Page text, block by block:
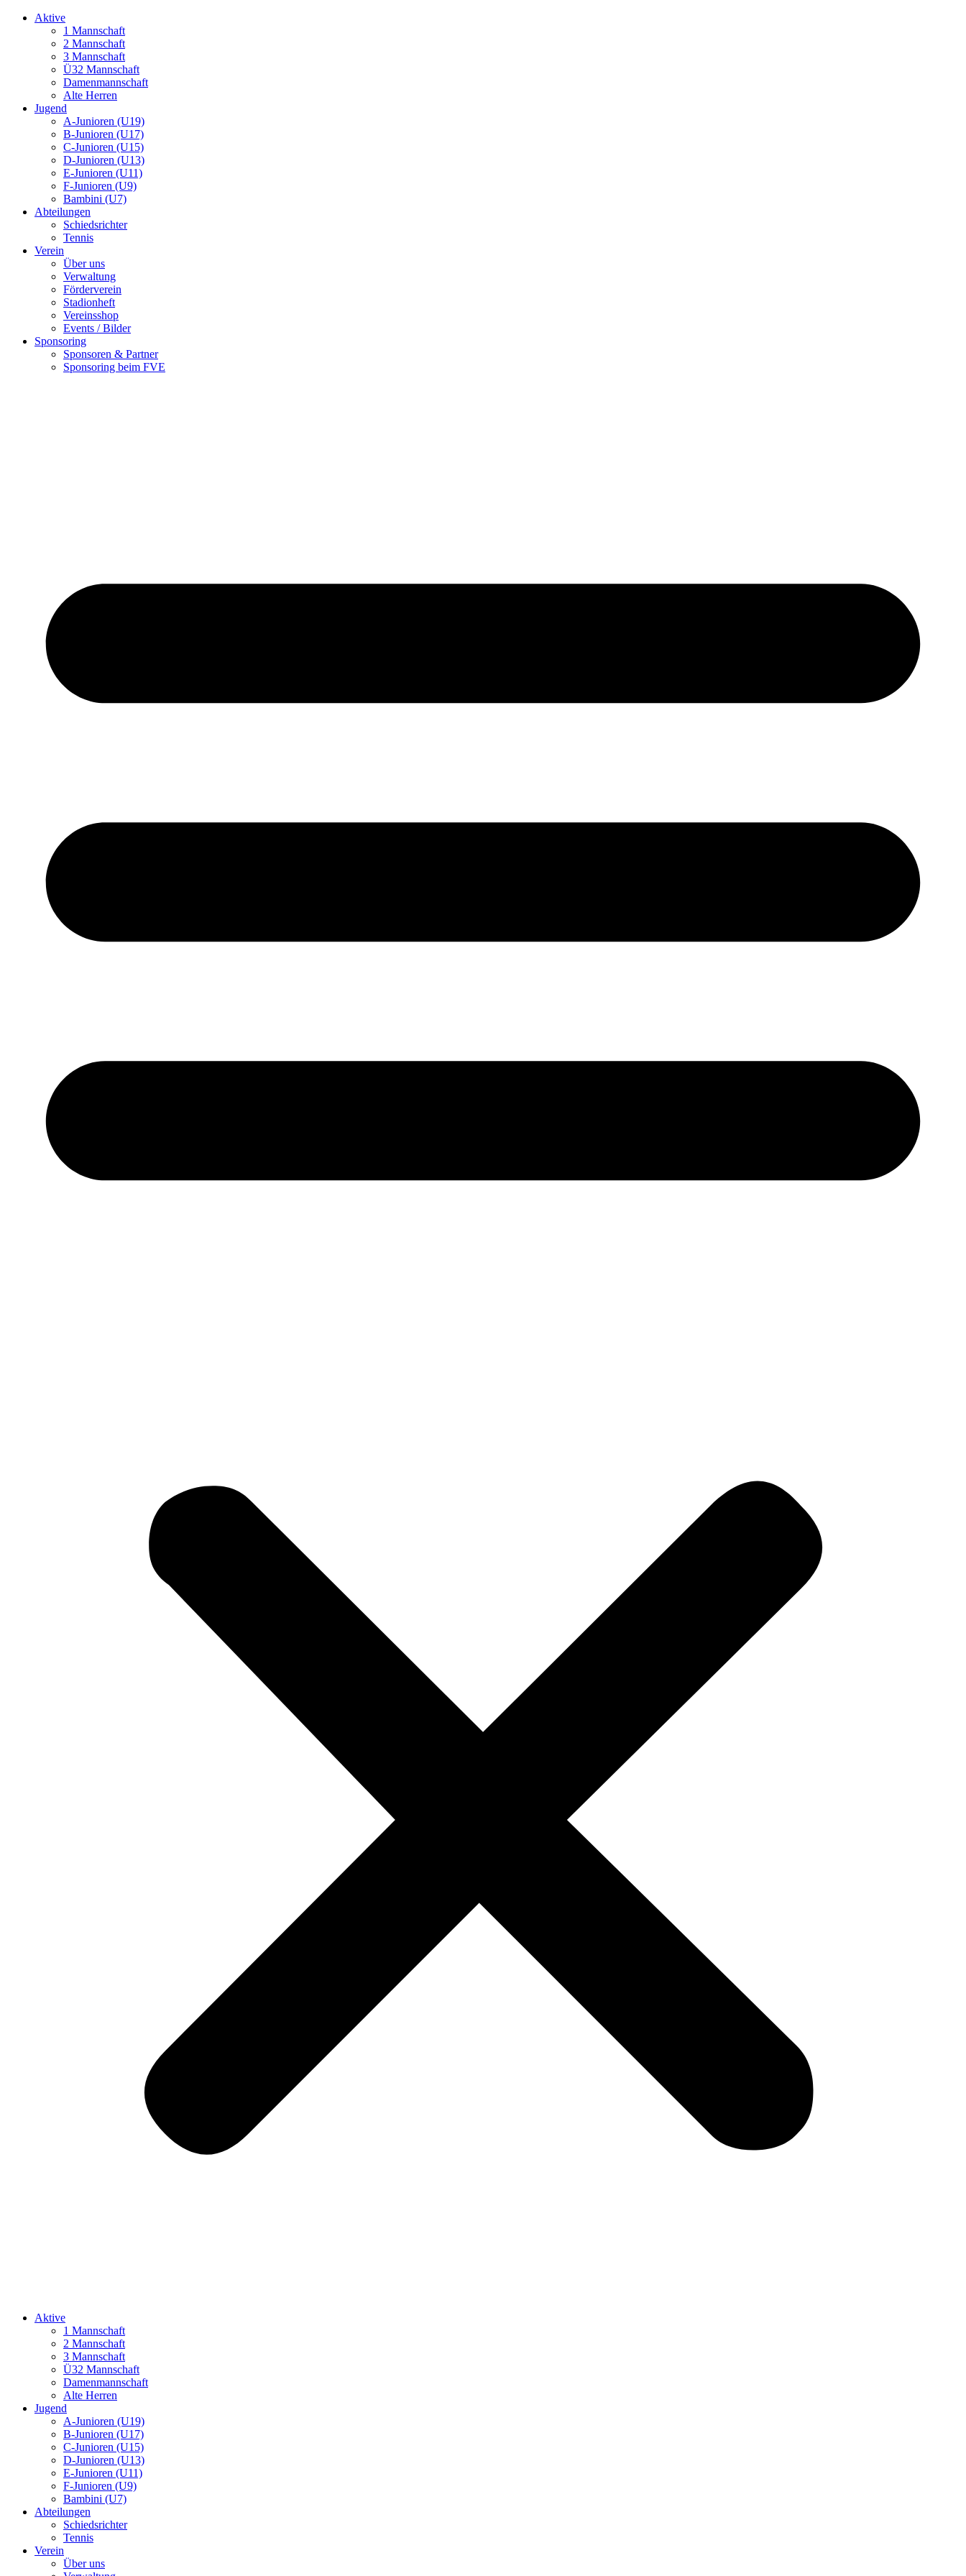
Aktive
1 Mannschaft
2 Mannschaft
3 Mannschaft
Ü32 Mannschaft
Damenmannschaft
Alte Herren
Jugend
A-Junioren (U19)
B-Junioren (U17)
C-Junioren (U15)
D-Junioren (U13)
E-Junioren (U11)
F-Junioren (U9)
Bambini (U7)
Abteilungen
Schiedsrichter
Tennis
Verein
Über uns
Verwaltung
Förderverein
Stadionheft
Vereinsshop
Events / Bilder
Sponsoring
Sponsoren & Partner
Sponsoring beim FVE
Aktive
1 Mannschaft
2 Mannschaft
3 Mannschaft
Ü32 Mannschaft
Damenmannschaft
Alte Herren
Jugend
A-Junioren (U19)
B-Junioren (U17)
C-Junioren (U15)
D-Junioren (U13)
E-Junioren (U11)
F-Junioren (U9)
Bambini (U7)
Abteilungen
Schiedsrichter
Tennis
Verein
Über uns